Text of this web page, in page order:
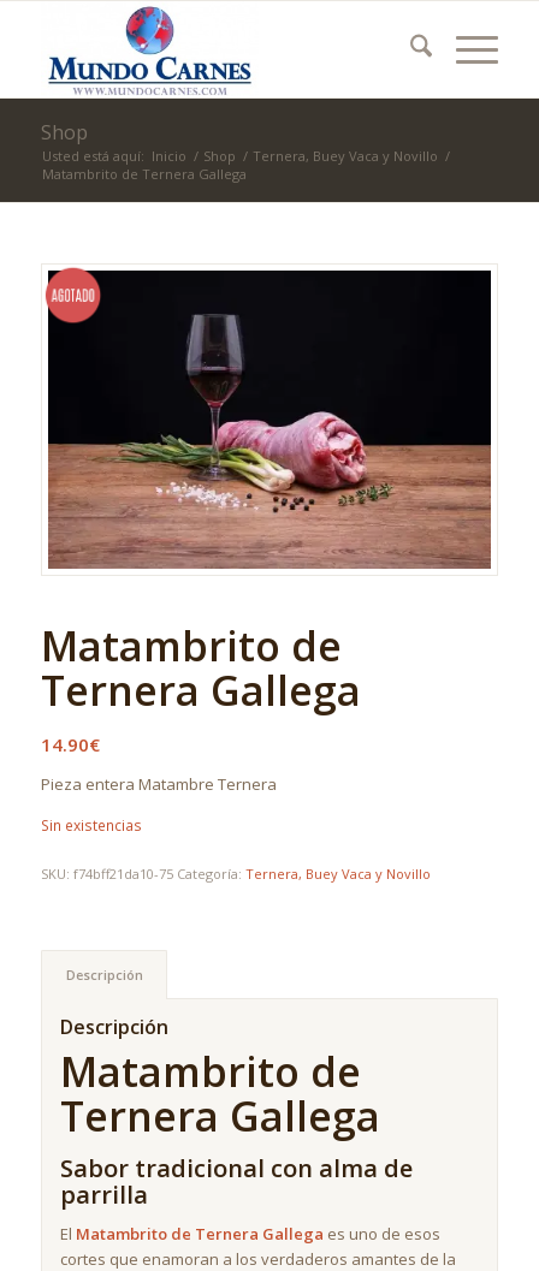
Shop
Usted está aquí: Inicio / Shop / Ternera, Buey Vaca y Novillo /
Matambrito de Ternera Gallega
Matambrito de
Ternera Gallega
14.90€
Pieza entera Matambre Ternera
Sin existencias
SKU: f74bff21da10-75 Categoría: Ternera, Buey Vaca y Novillo
Descripción
Descripción
Matambrito de
Ternera Gallega
Sabor tradicional con alma de
parrilla
El Matambrito de Ternera Gallega es uno de esos
cortes que enamoran a los verdaderos amantes de la